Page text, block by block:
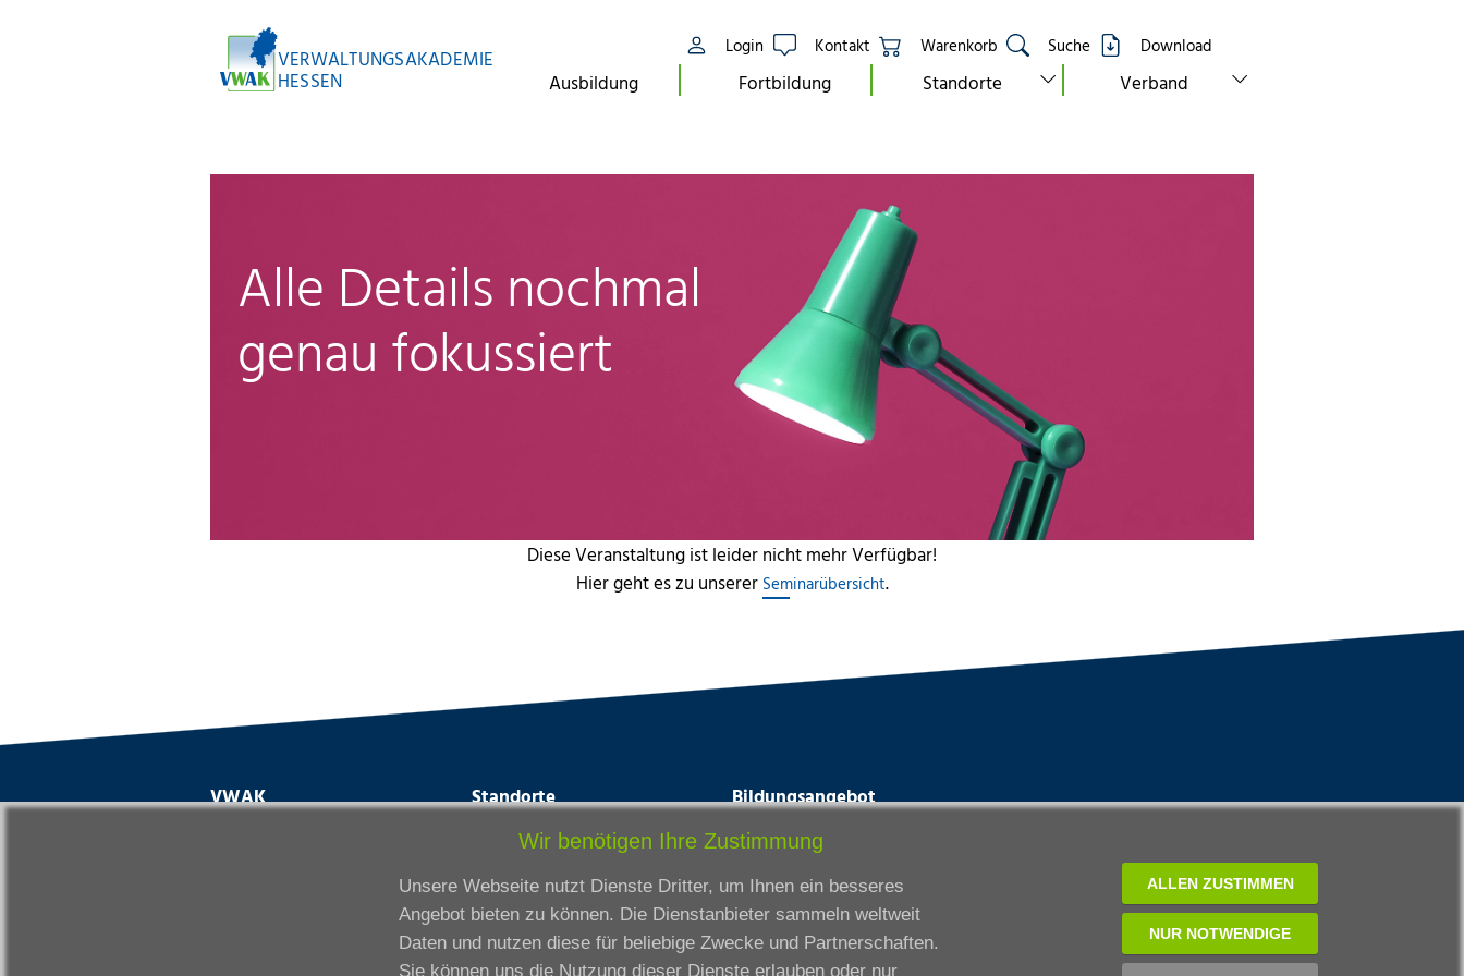
VERWALTUNGSAKADEMIE
HESSEN
Login Kontakt Warenkorb Suche Download
Ausbildung Fortbildung Standorte show submenu for “standorte”
Verband show submenu for “verband”
Alle Details nochmal
genau fokussiert
Diese Veranstaltung ist leider nicht mehr Verfügbar!
Hier geht es zu unserer Seminarübersicht.
VWAK Standorte
Darmstadt
Fulda
Gießen
Kassel
Bildungsangebot
Ausbildung
Fortbildung
Wir benötigen Ihre Zustimmung
Unsere Webseite nutzt Dienste Dritter, um Ihnen ein besseres
Angebot bieten zu können. Die Dienstanbieter sammeln weltweit
Daten und nutzen diese für beliebige Zwecke und Partnerschaften.
Sie können uns die Nutzung dieser Dienste erlauben oder nur
ALLEN ZUSTIMMEN
NUR NOTWENDIGE